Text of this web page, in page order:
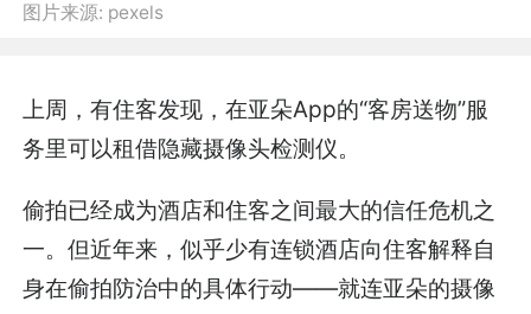
图片来源: pexels
上周，有住客发现，在亚朵App的“客房送物”服
务里可以租借隐藏摄像头检测仪。
偷拍已经成为酒店和住客之间最大的信任危机之
一。但近年来，似乎少有连锁酒店向住客解释自
身在偷拍防治中的具体行动——就连亚朵的摄像